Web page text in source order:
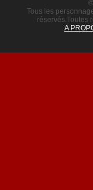
Tous les
réservés.Toutes
A